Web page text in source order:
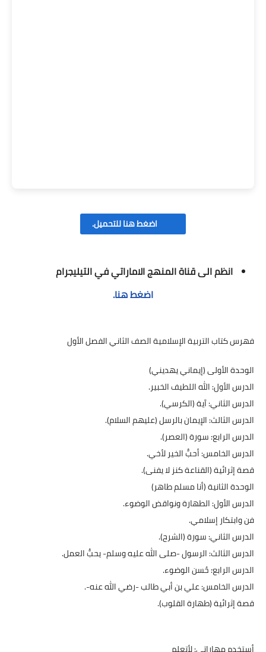
اضغط هنا للتحميل.
انظم الى قناة المنهج الاماراتي في التيليجرام
اضغط هنا.
فهرس كتاب التربية الإسلامية الصف الثاني الفصل الأول
​الوحدة الأولى (إيماني يهديني)
​الدرس الأول: الله اللطيف الخبير.
​الدرس الثاني: آية (الكرسي).
​الدرس الثالث: الإيمان بالرسل (عليهم السلام).
​الدرس الرابع: سورة (العصر).
​الدرس الخامس: أحبُّ الخير لأخي.
​قصة إثرائية (القناعة كنز لا يفنى).
​الوحدة الثانية (أنا مسلم طاهر)
​الدرس الأول: الطهارة ونواقض الوضوء.
​فن وابتكار إسلامي.
​الدرس الثاني: سورة (الشرح).
​الدرس الثالث: الرسول -صلى الله عليه وسلم- يحبُّ العمل.
​الدرس الرابع: حُسن الوضوء.
​الدرس الخامس: علي بن أبي طالب -رضي الله عنه-.
​قصة إثرائية (طهارة القلوب).